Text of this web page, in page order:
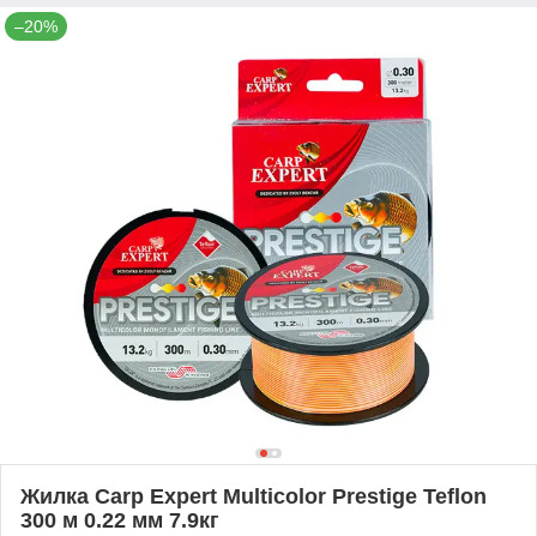
–20%
Жилка Carp Expert Multicolor Prestige Teflon
300 м 0.22 мм 7.9кг